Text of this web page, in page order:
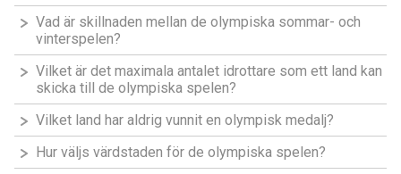
Vad är skillnaden mellan de olympiska sommar- och
vinterspelen?
Vilket är det maximala antalet idrottare som ett land kan
skicka till de olympiska spelen?
Vilket land har aldrig vunnit en olympisk medalj?
Hur väljs värdstaden för de olympiska spelen?